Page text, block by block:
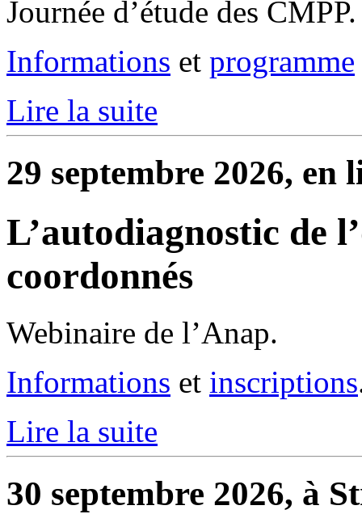
Journée d’étude des CMPP.
Informations et programme
Lire la suite
29 septembre 2026, en
L’autodiagnostic de
coordonnés
Webinaire de l’Anap.
Informations et inscriptions
Lire la suite
30 septembre 2026, à